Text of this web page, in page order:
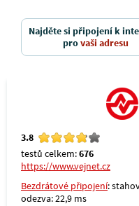
Najděte si připojení k
provaši adresu
3.8
testů celkem:676
https://www.vejnet.cz
Bezdrátové připojení:
odezva: 22,9 ms